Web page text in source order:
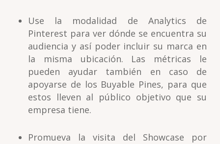
Use la modalidad de Analytics de
Pinterest para ver dónde se encuentra su
audiencia y así poder incluir su marca en
la misma ubicación. Las métricas le
pueden ayudar también en caso de
apoyarse de los Buyable Pines, para que
estos lleven al público objetivo que su
empresa tiene.
Promueva la visita del Showcase por